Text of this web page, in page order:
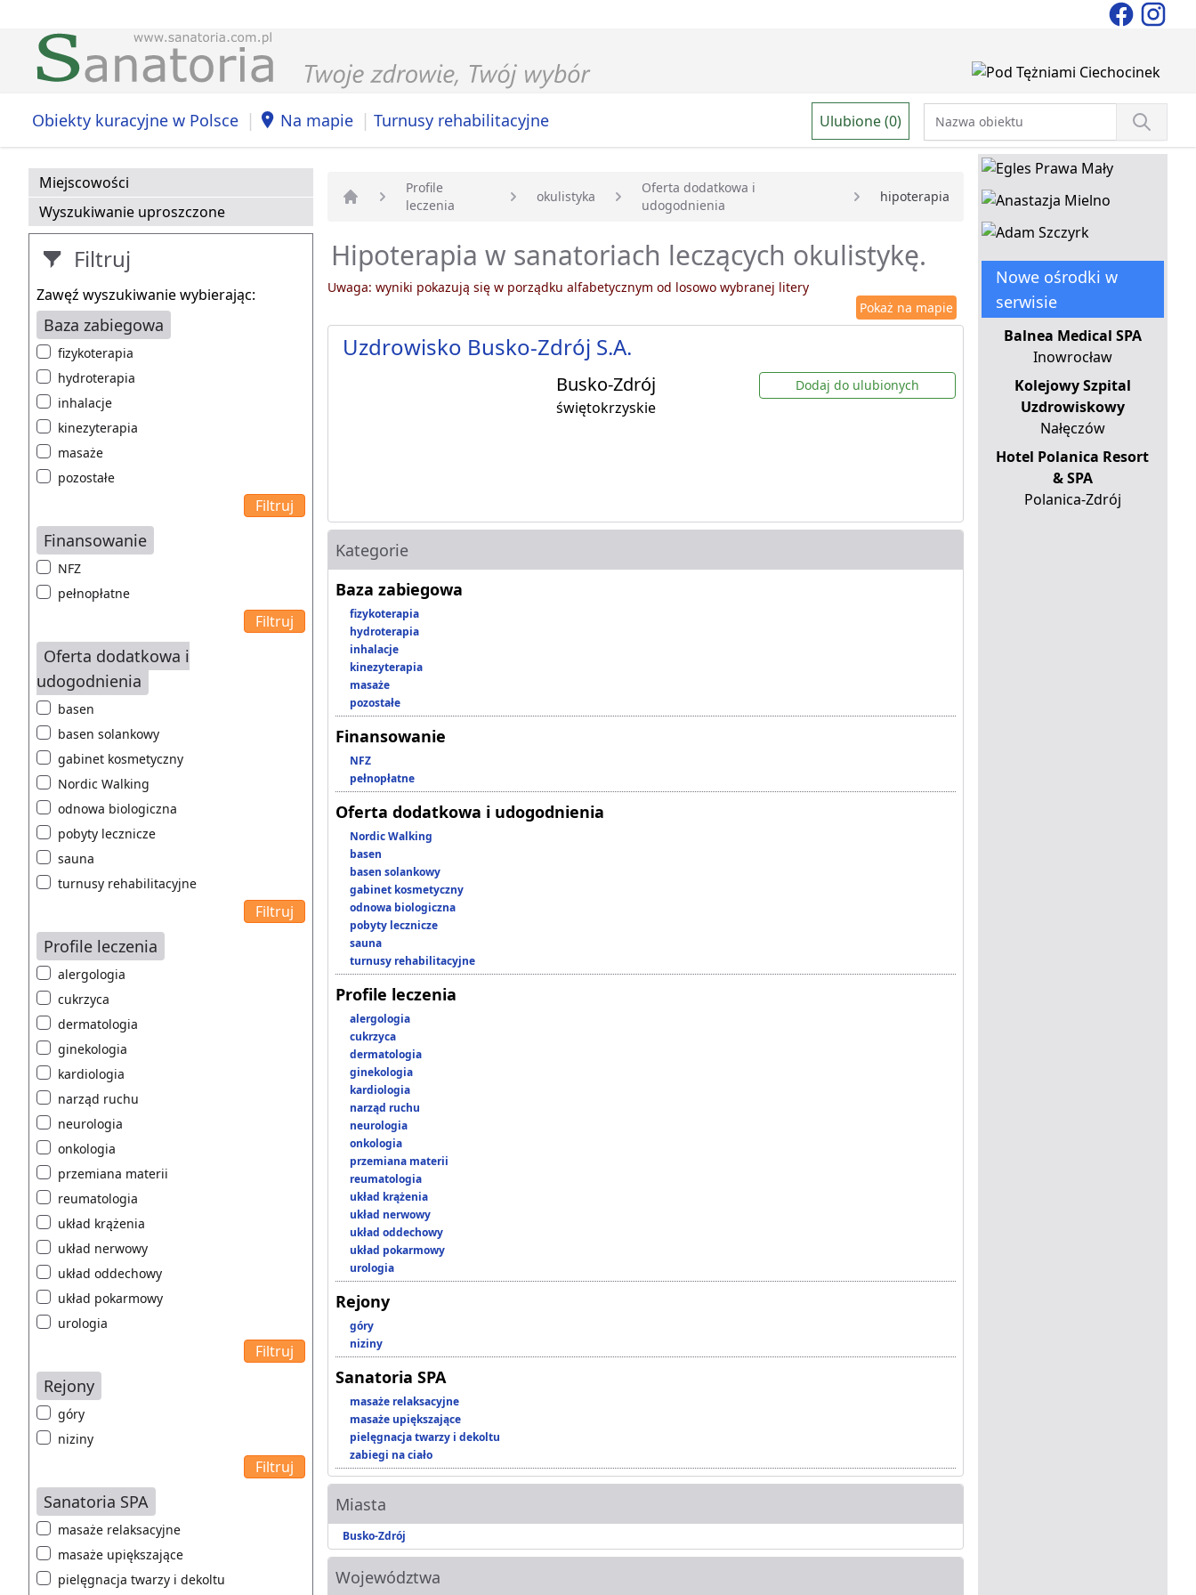
Obiekty kuracyjne w Polsce | Na mapie | Turnusy rehabilitacyjne Ulubione (0)
Miejscowości
Wyszukiwanie uproszczone
Filtruj
Zawęź wyszukiwanie wybierając:
Baza zabiegowa
fizykoterapia
hydroterapia
inhalacje
kinezyterapia
masaże
pozostałe
Finansowanie
NFZ
pełnopłatne
Oferta dodatkowa i
udogodnienia
basen
basen solankowy
gabinet kosmetyczny
Nordic Walking
odnowa biologiczna
pobyty lecznicze
sauna
turnusy rehabilitacyjne
Profile leczenia
alergologia
cukrzyca
dermatologia
ginekologia
kardiologia
narząd ruchu
neurologia
onkologia
przemiana materii
reumatologia
układ krążenia
układ nerwowy
układ oddechowy
układ pokarmowy
urologia
Rejony
góry
niziny
Sanatoria SPA
masaże relaksacyjne
masaże upiększające
pielęgnacja twarzy i dekoltu
Strona główna
Profile
leczenia
okulistyka
Oferta dodatkowa i
udogodnienia
hipoterapia
Hipoterapia w sanatoriach leczących okulistykę.
Uwaga: wyniki pokazują się w porządku alfabetycznym od losowo wybranej litery
Pokaż na mapie
Uzdrowisko Busko-Zdrój S.A.
Busko-Zdrój
świętokrzyskie
Dodaj do ulubionych
Kategorie
Baza zabiegowa
fizykoterapia
hydroterapia
inhalacje
kinezyterapia
masaże
pozostałe
Finansowanie
NFZ
pełnopłatne
Oferta dodatkowa i udogodnienia
Nordic Walking
basen
basen solankowy
gabinet kosmetyczny
odnowa biologiczna
pobyty lecznicze
sauna
turnusy rehabilitacyjne
Profile leczenia
alergologia
cukrzyca
dermatologia
ginekologia
kardiologia
narząd ruchu
neurologia
onkologia
przemiana materii
reumatologia
układ krążenia
układ nerwowy
układ oddechowy
układ pokarmowy
urologia
Rejony
góry
niziny
Sanatoria SPA
masaże relaksacyjne
masaże upiększające
pielęgnacja twarzy i dekoltu
zabiegi na ciało
Miasta
Busko-Zdrój
Województwa
Nowe ośrodki w
serwisie
Balnea Medical SPA
Inowrocław
Kolejowy Szpital
Uzdrowiskowy
Nałęczów
Hotel Polanica Resort
& SPA
Polanica-Zdrój